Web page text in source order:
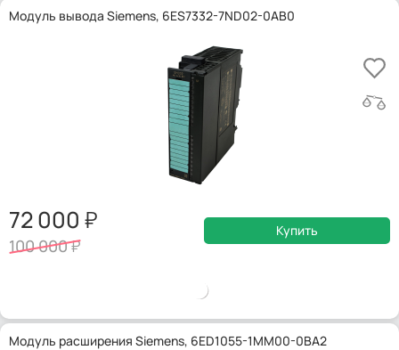
Модуль вывода Siemens, 6ES7332-7ND02-0AB0
72 000
100 000
Купить
Модуль расширения Siemens, 6ED1055-1MM00-0BA2